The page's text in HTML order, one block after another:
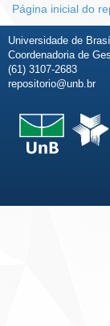
Página inicial do
Universidade de
Coordenadoria de
(61) 3107-2683
repositorio@unb.br